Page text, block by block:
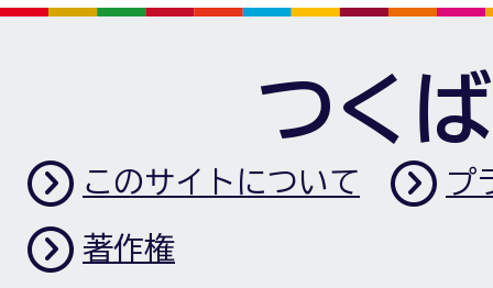
つく
このサイトについて プ
著作権